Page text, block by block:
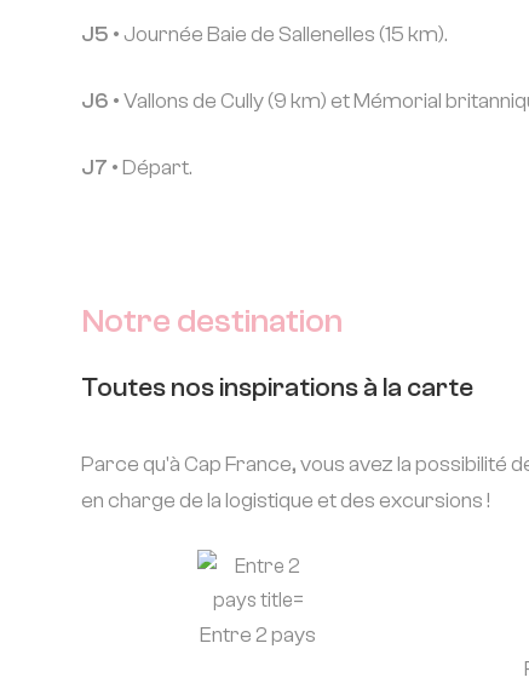
J5 • Journée Baie de Sallenelles (15 km).
J6 •Vallons de Cully (9 km) et Mémorial
J7 •Départ.
Notre destination
Toutes nos inspirations à la carte
Parce qu'à Cap France, vous avez la
en charge de la logistique et des excursions !
Entre 2 pays